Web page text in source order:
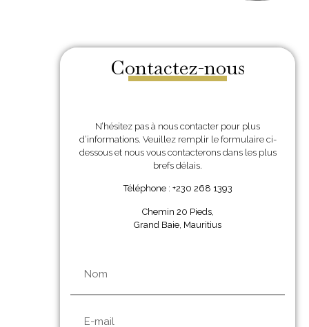
Contactez-nous
N’hésitez pas à nous contacter pour plus
d’informations. Veuillez remplir le formulaire ci-
dessous et nous vous contacterons dans les plus
brefs délais.
Téléphone : +230 268 1393
Chemin 20 Pieds,
Grand Baie, Mauritius